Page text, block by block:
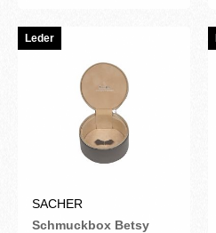
Leder
SACHER
Schmuckbox Betsy